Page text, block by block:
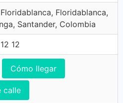
Floridablanca,
Santander, Colombia
12
Cómo llegar
calle